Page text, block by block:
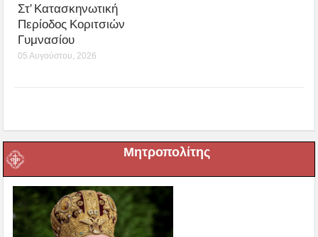
Στ’ Κατασκηνωτική
Περίοδος Κοριτσιών
Γυμνασίου
05 Αυγούστου, 2026
Μητροπολίτης